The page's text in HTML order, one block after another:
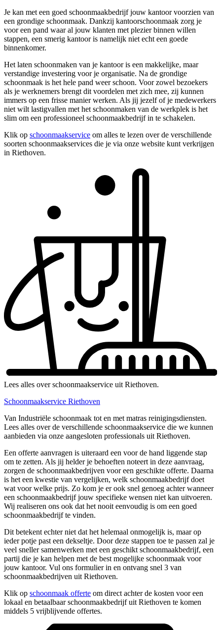
Je kan met een goed schoonmaakbedrijf jouw kantoor voorzien van
een grondige schoonmaak. Dankzij kantoorschoonmaak zorg je
voor een pand waar al jouw klanten met plezier binnen willen
stappen, een smerig kantoor is namelijk niet echt een goede
binnenkomer.
Het laten schoonmaken van je kantoor is een makkelijke, maar
verstandige investering voor je organisatie. Na de grondige
schoonmaak is het hele pand weer schoon. Voor zowel bezoekers
als je werknemers brengt dit voordelen met zich mee, zij kunnen
immers op een frisse manier werken. Als jij jezelf of je medewerkers
niet wilt lastigvallen met het schoonmaken van de werkplek is het
slim om een professioneel schoonmaakbedrijf in te schakelen.
Klik op schoonmaakservice om alles te lezen over de verschillende
soorten schoonmaakservices die je via onze website kunt verkrijgen
in Riethoven.
Lees alles over schoonmaakservice uit Riethoven.
Schoonmaakservice Riethoven
Van Industriële schoonmaak tot en met matras reinigingsdiensten.
Lees alles over de verschillende schoonmaakservice die we kunnen
aanbieden via onze aangesloten professionals uit Riethoven.
Een offerte aanvragen is uiteraard een voor de hand liggende stap
om te zetten. Als jij helder je behoeften noteert in deze aanvraag,
zorgen de schoonmaakbedrijven voor een geschikte offerte. Daarna
is het een kwestie van vergelijken, welk schoonmaakbedrijf doet
wat voor welke prijs. Zo kom je er ook snel genoeg achter wanneer
een schoonmaakbedrijf jouw specifieke wensen niet kan uitvoeren.
Wij realiseren ons ook dat het nooit eenvoudig is om een goed
schoonmaakbedrijf te vinden.
Dit betekent echter niet dat het helemaal onmogelijk is, maar op
ieder potje past een dekseltje. Door deze stappen toe te passen zal je
veel sneller samenwerken met een geschikt schoonmaakbedrijf, een
partij die je kan helpen met de best mogelijke schoonmaak voor
jouw kantoor. Vul ons formulier in en ontvang snel 3 van
schoonmaakbedrijven uit Riethoven.
Klik op schoonmaak offerte om direct achter de kosten voor een
lokaal en betaalbaar schoonmaakbedrijf uit Riethoven te komen
middels 5 vrijblijvende offertes.